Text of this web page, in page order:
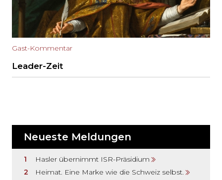
Gast-Kommentar
Leader-Zeit
Neueste Meldungen
Hasler übernimmt ISR-Präsidium
Heimat. Eine Marke wie die Schweiz selbst.